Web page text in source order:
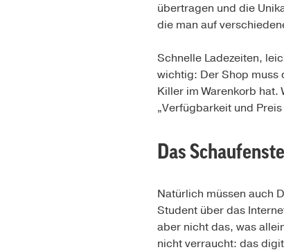
übertragen und die
die man auf
Schnelle Ladezeiten,
wichtig: Der Shop muss
Killer im Warenkorb hat.
„Verfügbarkeit und
Das
Natürlich müssen auch
Student über das
aber nicht das, was
nicht verraucht: das